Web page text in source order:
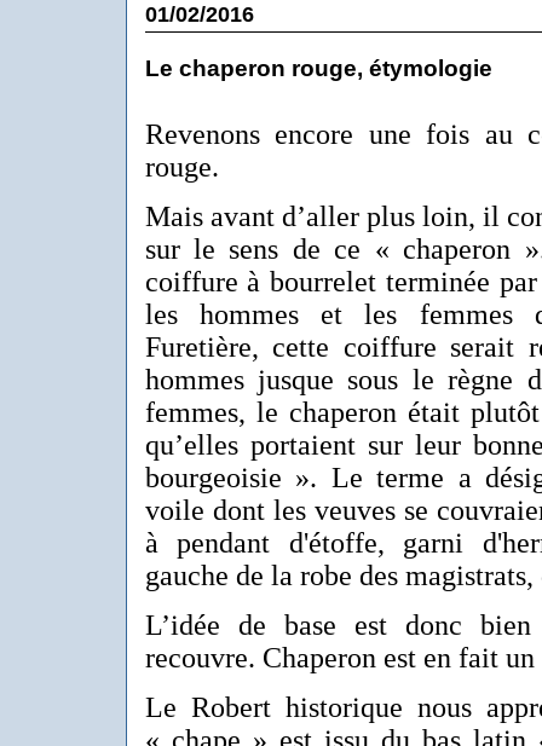
01/02/2016
Le chaperon rouge, étymologie
Revenons encore une fois au
rouge.
Mais avant d’aller plus loin, il
sur le sens de ce « chaperon
coiffure à bourrelet terminée
les hommes et les femmes
Furetière, cette coiffure serait
hommes jusque sous le règne
femmes, le chaperon était
qu’elles portaient sur leur
bourgeoisie ». Le terme a
voile dont les veuves se
à pendant d'étoffe, garni
gauche de la robe des
L’idée de base est donc
recouvre. Chaperon est en fait
Le Robert historique nous